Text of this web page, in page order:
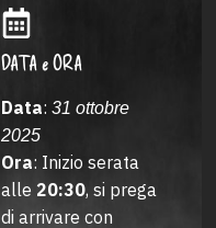
DATA e ORA
Data:31 ottobre
2025
Ora: Inizio serata
alle 20:30, si prega
di arrivare con